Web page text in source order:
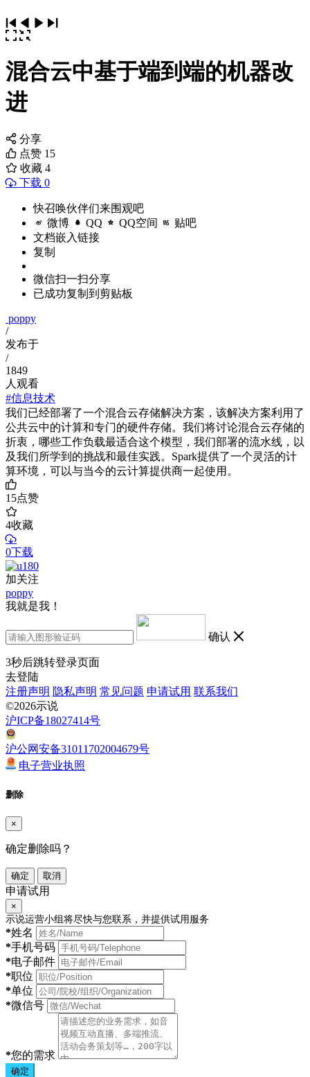
混合云中基于端到端的机器改
进
分享
点赞 15
收藏 4
下载 0
快召唤伙伴们来围观吧
微博 QQ QQ空间 贴吧
文档嵌入链接
复制
微信扫一扫分享
已成功复制到剪贴板
poppy
/
发布于
/
1849
人观看
#信息技术
我们已经部署了一个混合云存储解决方案，该解决方案利用了
公共云中的计算和专门的硬件存储。我们将讨论混合云存储的
折衷，哪些工作负载最适合这个模型，我们部署的流水线，以
及我们所学到的挑战和最佳实践。Spark提供了一个灵活的计
算环境，可以与当今的云计算提供商一起使用。
15点赞
4收藏
0下载
加关注
poppy
我就是我！
确认
3秒后跳转登录页面
去登陆
注册声明 隐私声明 常见问题 申请试用 联系我们
©2026示说
沪ICP备18027414号
沪公网安备31011702004679号
电子营业执照
删除
×
确定删除吗？
确定 取消
申请试用
×
示说运营小组将尽快与您联系，并提供试用服务
*姓名
*手机号码
*电子邮件
*职位
*单位
*微信号
*您的需求
确定